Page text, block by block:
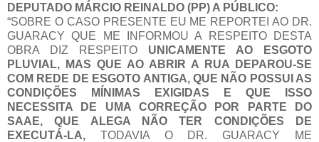
DEPUTADO MÁRCIO REINALDO (PP) A PÚBLICO:
“SOBRE O CASO PRESENTE EU ME REPORTEI AO DR.
GUARACY QUE ME INFORMOU A RESPEITO DESTA
OBRA DIZ RESPEITO UNICAMENTE AO ESGOTO
PLUVIAL, MAS QUE AO ABRIR A RUA DEPAROU-SE
COM REDE DE ESGOTO ANTIGA, QUE NÃO POSSUI AS
CONDIÇÕES MÍNIMAS EXIGIDAS E QUE ISSO
NECESSITA DE UMA CORREÇÃO POR PARTE DO
SAAE, QUE ALEGA NÃO TER CONDIÇÕES DE
EXECUTÁ-LA, TODAVIA O DR. GUARACY ME